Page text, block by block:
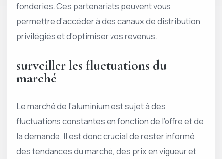
fonderies. Ces partenariats peuvent vous
permettre d’accéder à des canaux de distribution
privilégiés et d’optimiser vos revenus.
surveiller les fluctuations du
marché
Le marché de l’aluminium est sujet à des
fluctuations constantes en fonction de l’offre et de
la demande. Il est donc crucial de rester informé
des tendances du marché, des prix en vigueur et